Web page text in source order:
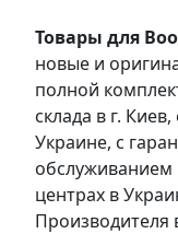
Товары для
новые и
полной
склада в г.
Украине, с
обслуживанием
центрах в
Производителя